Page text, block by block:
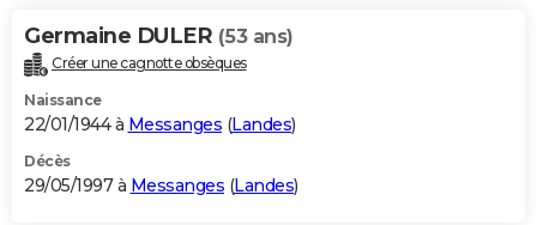
Germaine DULER (53 ans)
Créer une cagnotte obsèques
Naissance
22/01/1944 à Messanges (Landes)
Décès
29/05/1997 à Messanges (Landes)